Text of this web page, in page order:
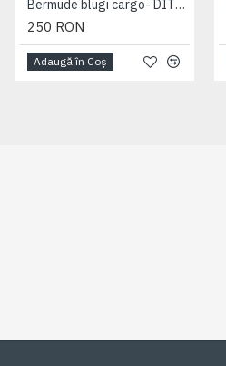
Bermude blugi cargo- DITO B - MID USED - 2XL 3XL 4XL 5XL 6XL 7XL
250 RON
Adaugă în Coş